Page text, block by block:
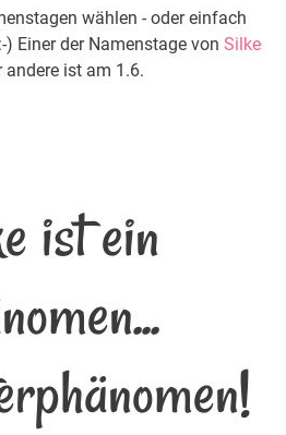
wählen - oder einfach
Einer der Namenstage von Silke
ist am 1.6.
ist ein